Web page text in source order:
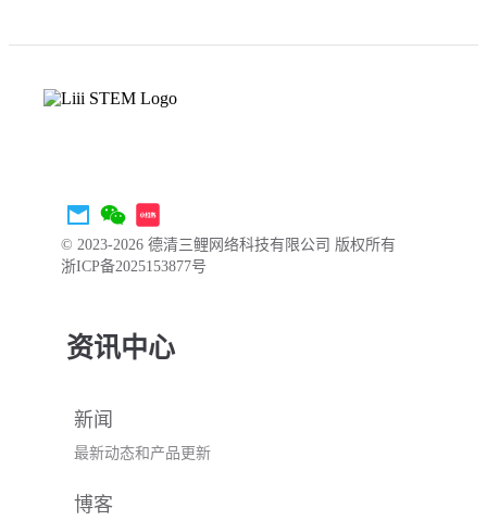
© 2023-2026 德清三鲤网络科技有限公司 版权所有
浙ICP备2025153877号
资讯中心
新闻
最新动态和产品更新
博客